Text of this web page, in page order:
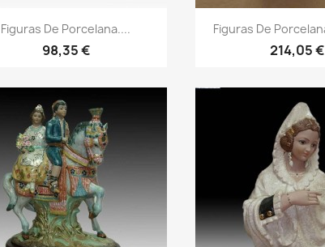
Figuras De Porcelana....
98,35 €
Figuras De
214,05 €